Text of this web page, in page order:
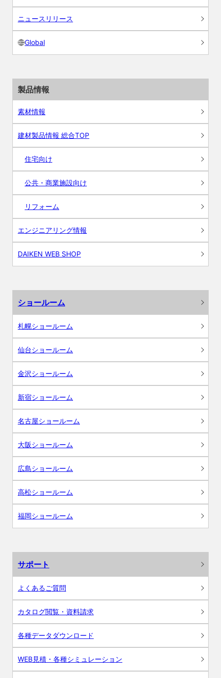
ニュースリリース
Global
製品情報
素材情報
建材製品情報 総合TOP
住宅向け
公共・商業施設向け
リフォーム
エンジニアリング情報
DAIKEN WEB SHOP
ショールーム
札幌ショールーム
仙台ショールーム
金沢ショールーム
新宿ショールーム
名古屋ショールーム
大阪ショールーム
広島ショールーム
高松ショールーム
福岡ショールーム
サポート
よくあるご質問
カタログ閲覧・資料請求
各種データダウンロード
WEB見積・各種シミュレーション